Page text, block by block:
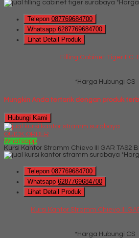
Telepon 087769684700
Whatsapp 6287769684700
Lihat Detail Produk
Filling Cabinet Tiger FC-
*Harga Hubungi CS
Mungkin Anda tertarik dengan produk
Hubungi Kami
QUICK ORDER
Whatsapp
Kursi Kantor Stramm Chievo III GAR TAS2
Telepon 087769684700
Whatsapp 6287769684700
Lihat Detail Produk
Kursi Kantor Stramm Chievo III
*Harga Hubungi CS